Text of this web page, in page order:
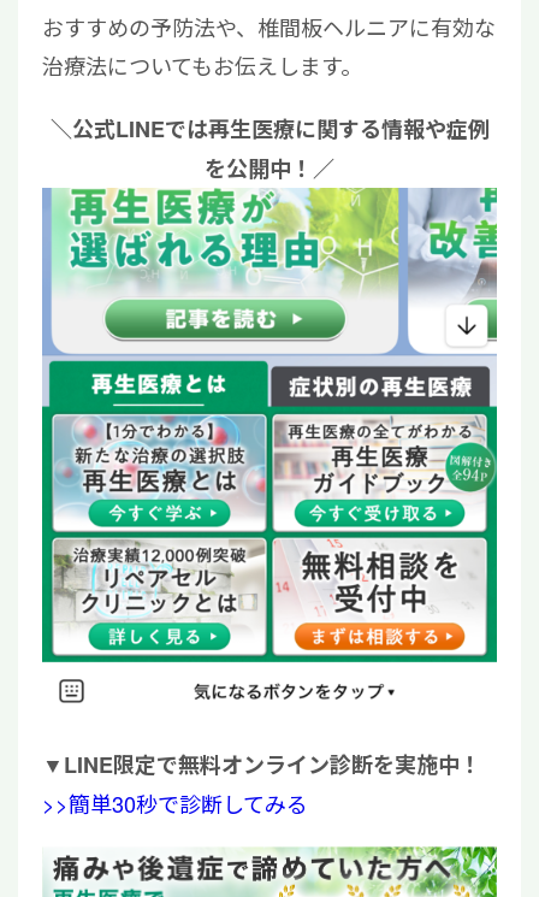
おすすめの予防法や、椎間板ヘルニアに有効な
治療法についてもお伝えします。
＼公式LINEでは再生医療に関する情報や症例
を公開中！／
▼LINE限定で無料オンライン診断を実施中！
>>簡単30秒で診断してみる